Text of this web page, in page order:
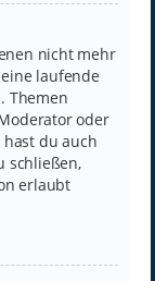
nicht mehr
laufende
Themen
oder
du auch
schließen,
erlaubt